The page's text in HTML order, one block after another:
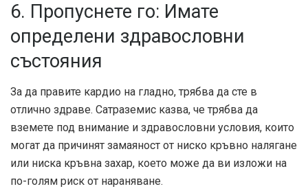
6. Пропуснете го: Имате
определени здравословни
състояния
За да правите кардио на гладно, трябва да сте в
отлично здраве. Сатраземис казва, че трябва да
вземете под внимание и здравословни условия, които
могат да причинят замаяност от ниско кръвно налягане
или ниска кръвна захар, което може да ви изложи на
по-голям риск от нараняване.